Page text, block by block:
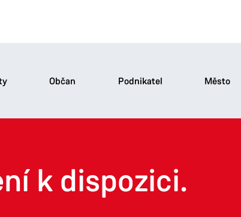
Občan Podnikatel Město
k dispozici.